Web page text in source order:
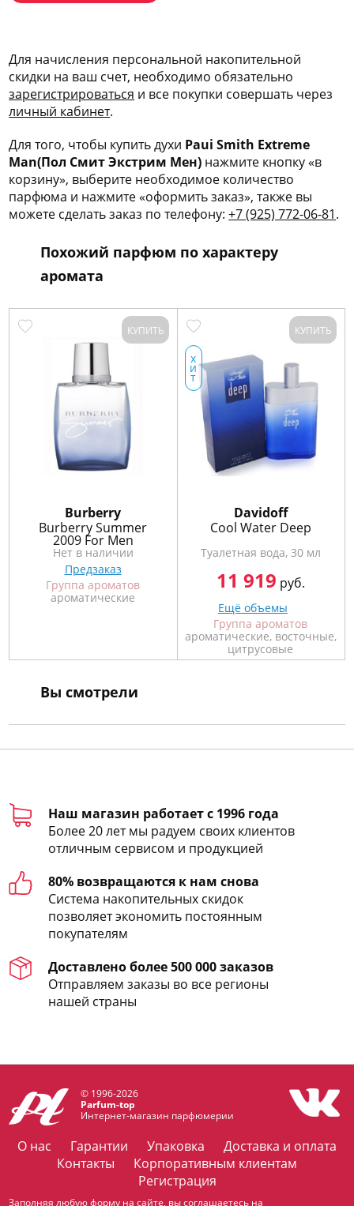
Для начисления персональной накопительной
скидки на ваш счет, необходимо обязательно
зарегистрироваться и все покупки совершать через
личный кабинет.
Для того, чтобы купить духи Paui Smith Extreme
Man(Пол Смит Экстрим Мен) нажмите кнопку «в
корзину», выберите необходимое количество
парфюма и нажмите «оформить заказ», также вы
можете сделать заказ по телефону:+7 (925) 772-06-81.
Похожий парфюм по характеру
аромата
КУПИТЬ
Burberry
Burberry Summer
2009 For Men
Нет в наличии
Предзаказ
Группа ароматов
ароматические
КУПИТЬ
х
и
т
Davidoff
Cool Water Deep
Туалетная вода, 30 мл
11 919 руб.
Ещё объемы
Группа ароматов
ароматические, восточные,
цитрусовые
Вы смотрели
Наш магазин работает с 1996 года
Более 20 лет мы радуем своих клиентов
отличным сервисом и продукцией
80% возвращаются к нам снова
Система накопительных скидок
позволяет экономить постоянным
покупателям
Доставлено более 500 000 заказов
Отправляем заказы во все регионы
нашей страны
© 1996-2026
Parfum-top
Интернет-магазин парфюмерии
О нас Гарантии Упаковка
Доставка и оплата
Контакты
Корпоративным клиентам
Регистрация
Заполняя любую форму на сайте, вы соглашаетесь на